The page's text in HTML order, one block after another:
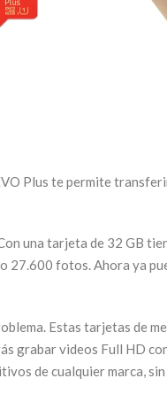
Plus te permite
una tarjeta de 32 GB
27.600 fotos. Ahora ya
Estas tarjetas de
grabar videos Full HD
de cualquier marca,